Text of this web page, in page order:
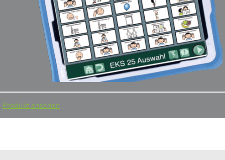
Produkt ansehen